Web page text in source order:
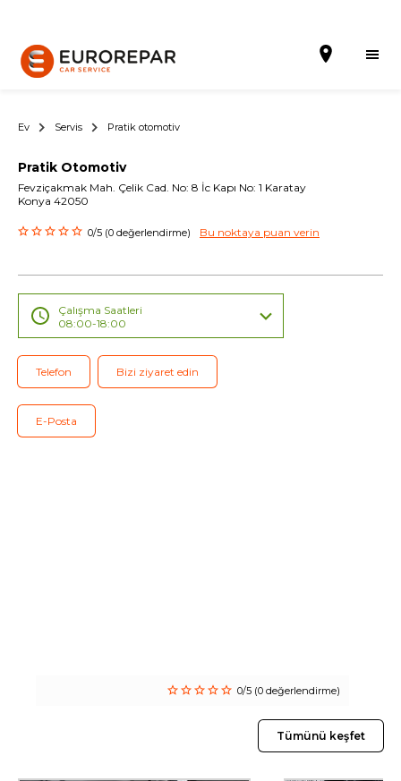
Randevu al
Hakkımızda
Kampanyalar
Haberler
Blog
Tüm servisler
Ev Servis Pratik otomotiv
Pratik Otomotiv
Fevziçakmak Mah. Çelik Cad. No: 8 İc Kapı No: 1 Karatay
Konya 42050
0/5 (0 değerlendirme) Bu noktaya puan verin
Çalışma Saatleri
08:00-18:00
Telefon Bizi ziyaret edin
E-Posta
0/5 (0 değerlendirme)
Tümünü keşfet